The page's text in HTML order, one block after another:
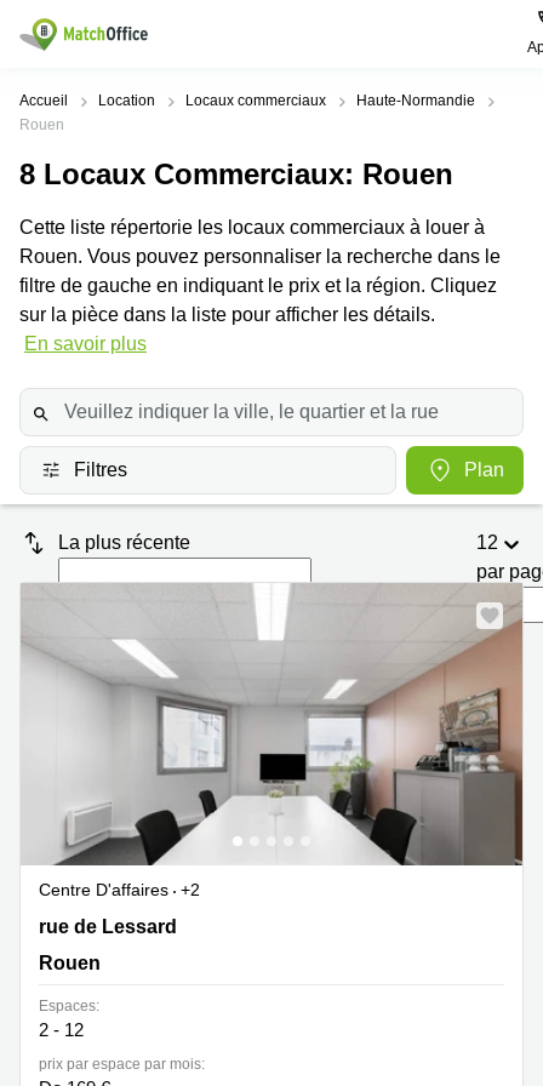
Rechercher / publier
Pages
de
Bureau
Centre
d’affaires
Coworking
Salles
de
réunion
Bureau
virtuel
Villes
Populaires
Paris
Lille
Lyon
Bordeaux
Nantes
Toulouse
Strasbourg
Recherches
populaires
Centres
d'affaires
Paris
Location
bureau
Coworking
Paris
Coworking
Marseille
Toulouse
Coworking
Centres
d'affaires
Lyon
Location
Paris
Centre
Montpellier
Aide
Qui sommes-nous?
Publier un local
Prix
Connexion
Accueil Location Locaux commerciaux
Haute-Normandie
Rouen
8 Locaux Commerciaux: Rouen
Cette liste répertorie les locaux commerciaux à louer à
Rouen. Vous pouvez personnaliser la recherche dans le
filtre de gauche en indiquant le prix et la région. Cliquez
sur la pièce dans la liste pour afficher les détails.
En savoir plus
Filtres Plan
La plus récente
12
par
Centre D'affaires
+2
72 rue de Lessard, Rouen
rue de Lessard
Rouen
Espaces:
2 - 12
prix par espace par mois: